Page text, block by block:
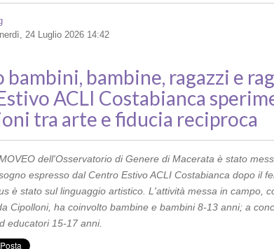
24 Luglio 2026 14:42
bambini, bambine, ragazzi e
ACLI Costabianca
tra arte e fiducia reciproca
dell'Osservatorio di Genere di Macerata è stato
espresso dal Centro Estivo ACLI Costabianca dopo il
è stato sul linguaggio artistico. L'attività messa in campo,
Cipolloni, ha coinvolto bambine e bambini 8-13 anni; a
educatori 15-17 anni.